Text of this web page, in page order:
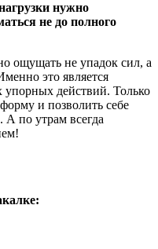
нужно
не до полного
ощущать не упадок сил, а
это является
упорных действий. Только
и позволить себе
по утрам всегда